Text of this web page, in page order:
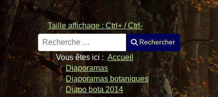
Taille affichage : Ctrl+ / Ctrl-
Rechercher
Rechercher
Vous êtes ici : Accueil
Diaporamas
Diaporamas botaniques
Diapo bota 2014